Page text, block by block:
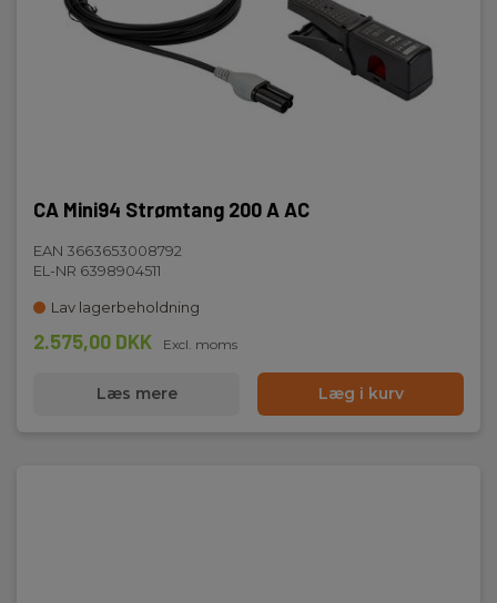
CA Mini94 Strømtang 200 A AC
EAN 3663653008792
EL-NR 6398904511
Lav lagerbeholdning
2.575,00 DKK Excl. moms
Læs mere Læg i kurv